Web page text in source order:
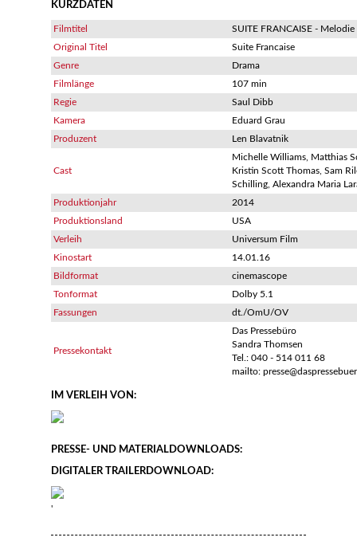
KURZDATEN
Filmtitel
SUITE FRANCAISE - Melodie
Original Titel
Suite Francaise
Genre
Drama
Filmlänge
107 min
Regie
Saul Dibb
Kamera
Eduard Grau
Produzent
Len Blavatnik
Cast
Michelle Williams, Matthias
Kristin Scott Thomas, Sam
Schilling, Alexandra Maria
Produktionjahr
2014
Produktionsland
USA
Verleih
Universum Film
Kinostart
14.01.16
Bildformat
cinemascope
Tonformat
Dolby 5.1
Fassungen
dt./OmU/OV
Pressekontakt
Das Pressebüro
Sandra Thomsen
Tel.: 040 - 514 011 68
mailto:
IM VERLEIH VON:
PRESSE- UND MATERIALDOWNLOADS:
DIGITALER TRAILERDOWNLOAD:
'